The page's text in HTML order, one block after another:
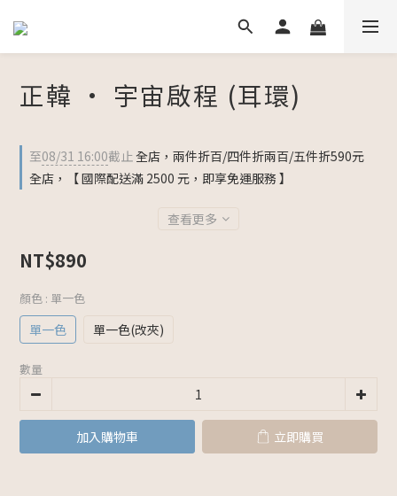
正韓 • 宇宙啟程 (耳環)
至08/31 16:00截止全店，兩件折百/四件折兩百/五件折590元
全店，【 國際配送滿 2500 元，即享免運服務 】
查看更多
NT$890
顏色 : 單一色
單一色 單一色(改夾)
數量
加入購物車 立即購買